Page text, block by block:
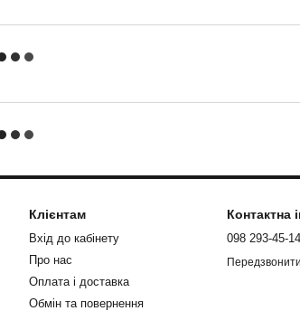
Клієнтам
Вхід до кабінету
Про нас
Оплата і доставка
Обмін та повернення
Контактна
098 293-45-14